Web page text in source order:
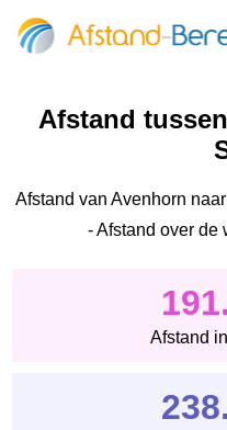
Afstand tussen
Afstand van Avenhorn
- Afstand over de
Afstand